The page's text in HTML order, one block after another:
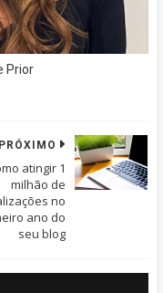
Prior
PRÓXIMO
atingir 1
milhão de
no
ano do
seu blog